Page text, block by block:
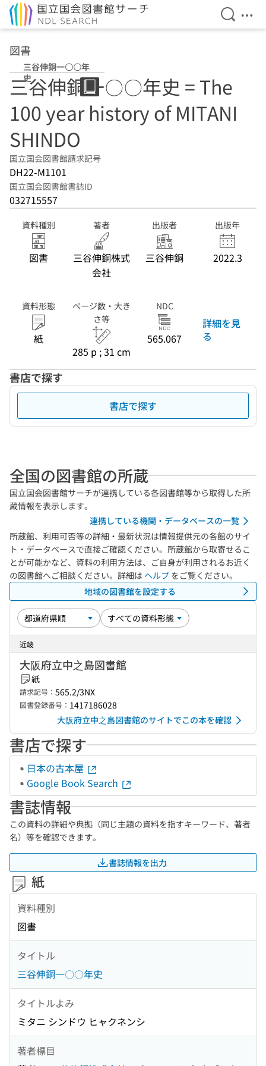
検索を
メ
図書
三谷伸銅一〇〇年
史
三谷伸銅一〇〇年史 = The
100 year history of MITANI
SHINDO
国立国会図書館請求記号
DH22-M1101
国立国会図書館書誌ID
032715557
資料種別
図書
著者
三谷伸銅株式
会社
出版者
三谷伸銅
出版年
2022.3
資料形態
紙
ページ数・大き
さ等
285 p ; 31 cm
NDC
565.067
詳細を見
る
書店で探す
書店で探す
全国の図書館の所蔵
国立国会図書館サーチが連携している各図書館等から取得した所
蔵情報を表示します。
連携している機関・データベースの一覧
所蔵館、利用可否等の詳細・最新状況は情報提供元の各館のサイ
ト・データベースで直接ご確認ください。所蔵館から取寄せるこ
とが可能かなど、資料の利用方法は、ご自身が利用されるお近く
の図書館へご相談ください。詳細は ヘルプ をご覧ください。
地域の図書館を設定する
近畿
大阪府立中之島図書館
紙
請求記号： 565.2/3NX
図書登録番号： 1417186028
大阪府立中之島図書館のサイトでこの本を確認
書店で探す
日本の古本屋
Google Book Search
書誌情報
この資料の詳細や典拠（同じ主題の資料を指すキーワード、著者
名）等を確認できます。
書誌情報を出力
紙
資料種別
図書
タイトル
三谷伸銅一〇〇年史
タイトルよみ
ミタニ シンドウ ヒャクネンシ
著者標目